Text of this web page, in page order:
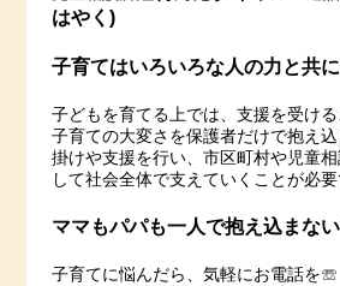
はやく)
子育てはいろいろな人の力と共に
子どもを育てる上では、支援を受ける
子育ての大変さを保護者だけで抱え
掛けや支援を行い、市区町村や児童
して社会全体で支えていくことが必要
ママもパパも一人で抱え込まな
子育てに悩んだら、気軽にお電話を☏